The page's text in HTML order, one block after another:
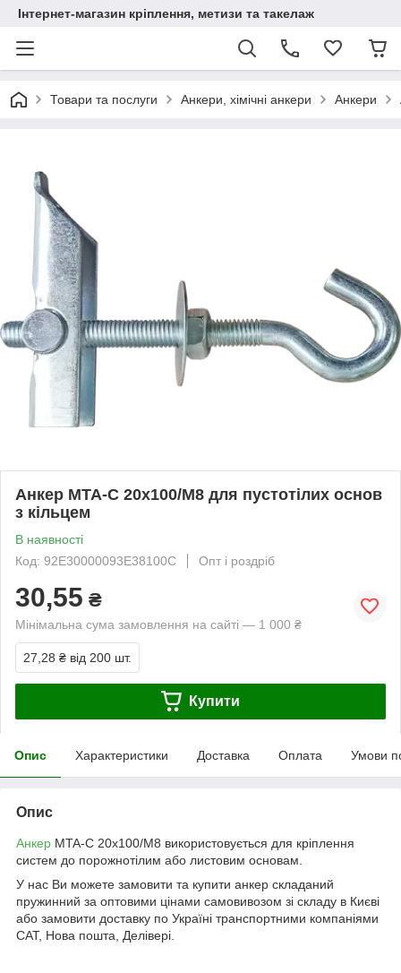
Інтернет-магазин кріплення, метизи та такелаж
Товари та послуги Анкери, хімічні анкери Анкери
Анкер MTA-С 20х100/М8 для пустотілих основ
з кільцем
В наявності
Код: 92E30000093E38100C
Опт і роздріб
30,55 ₴
Мінімальна сума замовлення на сайті — 1 000 ₴
27,28 ₴ від 200 шт.
Купити
Опис Характеристики Доставка Оплата Умови
Опис
Анкер MTA-С 20х100/М8 використовується для кріплення
систем до порожнотілим або листовим основам.
У нас Ви можете замовити та купити анкер складаний
пружинний за оптовими цінами самовивозом зі складу в Києві
або замовити доставку по Україні транспортними компаніями
САТ, Нова пошта, Делівері.